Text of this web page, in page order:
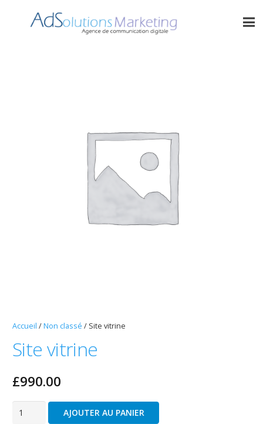
Accueil /Non classé / Site vitrine
Site vitrine
£990.00
quantité
AJOUTER AU PANIER